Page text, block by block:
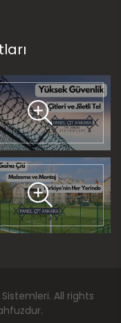
. All rights